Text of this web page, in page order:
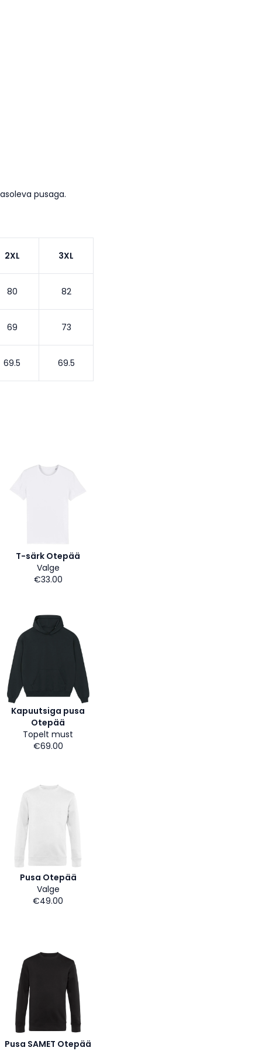
pusaga.
2XL 3XL
80 82
69 73
69.5 69.5
T-särk Otepää
Valge
€33.00
Kapuutsiga pusa
Otepää
Topelt must
€69.00
Pusa Otepää
Valge
€49.00
Pusa SAMET Otepää